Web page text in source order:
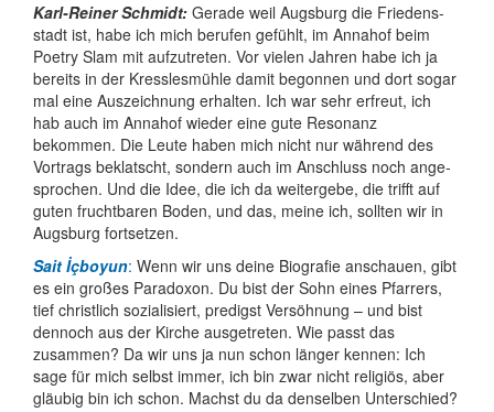
Karl-Reiner Schmidt: Gerade weil Augsburg die Friedens­
stadt ist, habe ich mich berufen gefühlt, im Annahof beim
Poetry Slam mit aufzutreten. Vor vielen Jahren habe ich ja
bereits in der Kressles­mühle damit begonnen und dort sogar
mal eine Aus­zeichnung erhalten. Ich war sehr erfreut, ich
hab auch im Annahof wieder eine gute Resonanz
bekommen. Die Leute haben mich nicht nur während des
Vortrags beklatscht, sondern auch im Anschluss noch ange­
sprochen. Und die Idee, die ich da weitergebe, die trifft auf
guten frucht­baren Boden, und das, meine ich, sollten wir in
Augsburg fortsetzen.
Sait İçboyun: Wenn wir uns deine Biografie anschauen, gibt
es ein großes Paradoxon. Du bist der Sohn eines Pfarrers,
tief christlich sozialisiert, predigst Versöhnung – und bist
dennoch aus der Kirche ausgetreten. Wie passt das
zusammen? Da wir uns ja nun schon länger kennen: Ich
sage für mich selbst immer, ich bin zwar nicht religiös, aber
gläubig bin ich schon. Machst du da denselben Unterschied?